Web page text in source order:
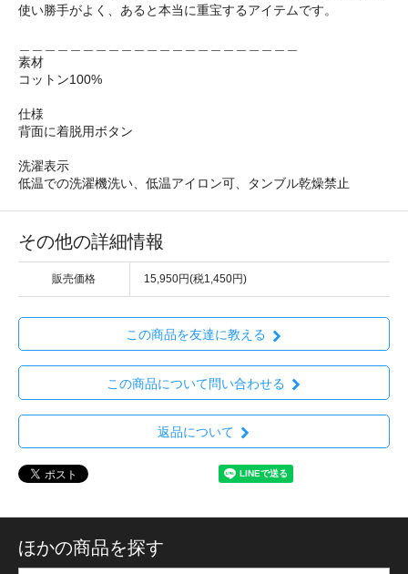
使い勝手がよく、あると本当に重宝するアイテムです。
素材
コットン100%
仕様
背面に着脱用ボタン
洗濯表示
低温での洗濯機洗い、低温アイロン可、タンブル乾燥禁止
その他の詳細情報
販売価格 15,950円(税1,450円)
この商品を友達に教える
この商品について問い合わせる
返品について
ほかの商品を探す